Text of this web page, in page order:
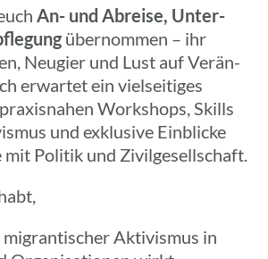
An- und Abreise, Unter­
über­nom­men – ihr
Neugier und Lust auf Verän­
erwar­tet ein viel­sei­ti­ges
Work­shops, Skills
und exklu­sive Einbli­cke
mit Politik und Zivilgesellschaft.
migran­ti­scher Akti­vis­mus in